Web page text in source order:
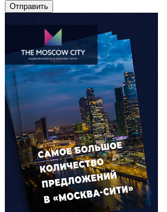
Отправить